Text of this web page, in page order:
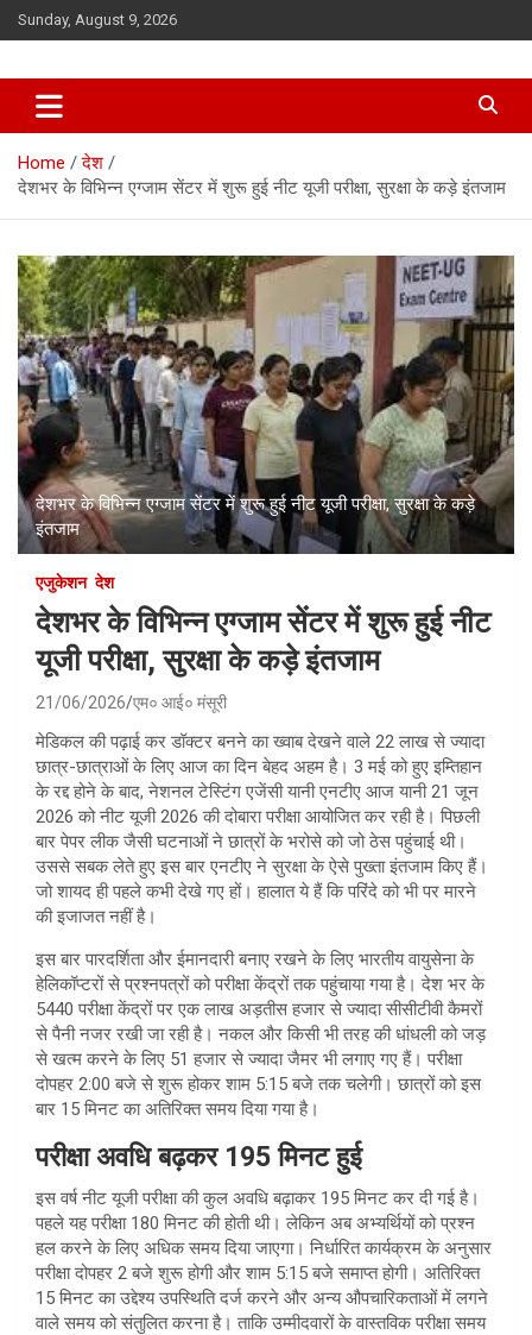
Skip
to
Sunday, August 9, 2026
Home
देश
देशभर के विभिन्न एग्जाम सेंटर में शुरू हुई नीट यूजी परीक्षा, सुरक्षा के कड़े इंतजाम
देशभर के विभिन्न एग्जाम सेंटर में शुरू हुई नीट यूजी परीक्षा, सुरक्षा के कड़े
इंतजाम
एजुकेशन देश
देशभर के विभिन्न एग्जाम सेंटर में शुरू हुई नीट
यूजी परीक्षा, सुरक्षा के कड़े इंतजाम
21/06/2026 एम० आई० मंसूरी
मेडिकल की पढ़ाई कर डॉक्टर बनने का ख्वाब देखने वाले 22 लाख से ज्यादा
छात्र-छात्राओं के लिए आज का दिन बेहद अहम है। 3 मई को हुए इम्तिहान
के रद्द होने के बाद, नेशनल टेस्टिंग एजेंसी यानी एनटीए आज यानी 21 जून
2026 को नीट यूजी 2026 की दोबारा परीक्षा आयोजित कर रही है। पिछली
बार पेपर लीक जैसी घटनाओं ने छात्रों के भरोसे को जो ठेस पहुंचाई थी।
उससे सबक लेते हुए इस बार एनटीए ने सुरक्षा के ऐसे पुख्ता इंतजाम किए हैं।
जो शायद ही पहले कभी देखे गए हों। हालात ये हैं कि परिंदे को भी पर मारने
की इजाजत नहीं है।
इस बार पारदर्शिता और ईमानदारी बनाए रखने के लिए भारतीय वायुसेना के
हेलिकॉप्टरों से प्रश्नपत्रों को परीक्षा केंद्रों तक पहुंचाया गया है। देश भर के
5440 परीक्षा केंद्रों पर एक लाख अड़तीस हजार से ज्यादा सीसीटीवी कैमरों
से पैनी नजर रखी जा रही है। नकल और किसी भी तरह की धांधली को जड़
से खत्म करने के लिए 51 हजार से ज्यादा जैमर भी लगाए गए हैं। परीक्षा
दोपहर 2:00 बजे से शुरू होकर शाम 5:15 बजे तक चलेगी। छात्रों को इस
बार 15 मिनट का अतिरिक्त समय दिया गया है।
परीक्षा अवधि बढ़कर 195 मिनट हुई
इस वर्ष नीट यूजी परीक्षा की कुल अवधि बढ़ाकर 195 मिनट कर दी गई है।
पहले यह परीक्षा 180 मिनट की होती थी। लेकिन अब अभ्यर्थियों को प्रश्न
हल करने के लिए अधिक समय दिया जाएगा। निर्धारित कार्यक्रम के अनुसार
परीक्षा दोपहर 2 बजे शुरू होगी और शाम 5:15 बजे समाप्त होगी। अतिरिक्त
15 मिनट का उद्देश्य उपस्थिति दर्ज करने और अन्य औपचारिकताओं में लगने
वाले समय को संतुलित करना है। ताकि उम्मीदवारों के वास्तविक परीक्षा समय